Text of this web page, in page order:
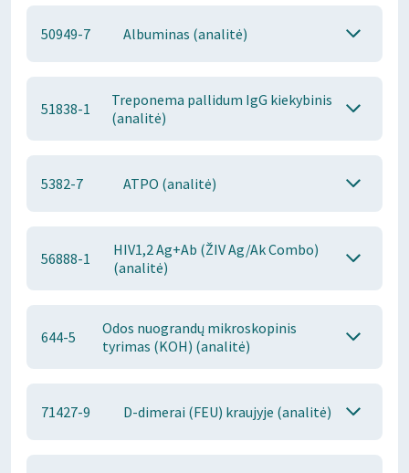
50949-7 Albuminas (analitė)
51838-1
Treponema pallidum IgG kiekybinis
(analitė)
5382-7 ATPO (analitė)
56888-1
HIV1,2 Ag+Ab (ŽIV Ag/Ak Combo)
(analitė)
644-5
Odos nuograndų mikroskopinis
tyrimas (KOH) (analitė)
71427-9 D-dimerai (FEU) kraujyje (analitė)